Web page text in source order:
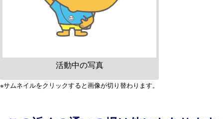
活動中の写真
※サムネイルをクリックすると画像が切り替わります。